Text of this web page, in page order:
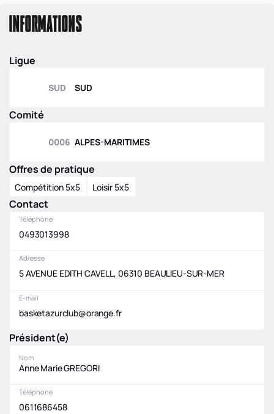
INFORMATIONS
Ligue
SUD SUD
Comité
0006 ALPES-MARITIMES
Offres de pratique
Compétition 5x5 Loisir 5x5
Contact
Téléphone
0493013998
Adresse
5 AVENUE EDITH CAVELL, 06310 BEAULIEU-SUR-MER
E-mail
basketazurclub@orange.fr
Président(e)
Nom
Anne Marie GREGORI
Téléphone
0611686458